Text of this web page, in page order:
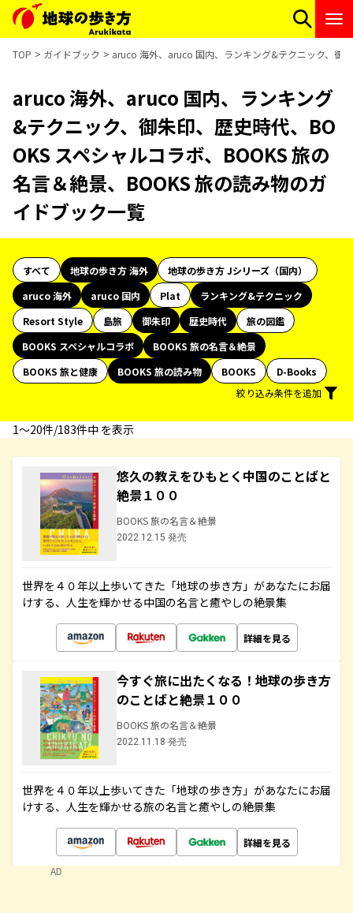
TOP ガイドブック aruco 海外、aruco 国内、ランキング&テクニック、御
aruco 海外、aruco 国内、ランキング
&テクニック、御朱印、歴史時代、BO
OKS スペシャルコラボ、BOOKS 旅の
名言＆絶景、BOOKS 旅の読み物のガ
イドブック一覧
すべて 地球の歩き方 海外
地球の歩き方 Jシリーズ（国内）
aruco 海外
aruco 国内 Plat
ランキング&テクニック
Resort Style
島旅 御朱印 歴史時代
旅の図鑑
BOOKS スペシャルコラボ
BOOKS 旅の名言＆絶景
BOOKS 旅と健康
BOOKS 旅の読み物 BOOKS
D-Books
絞り込み条件を追加
1〜20件/183件中 を表示
悠久の教えをひもとく中国のことばと
絶景１００
BOOKS 旅の名言＆絶景
2022.12.15 発売
世界を４０年以上歩いてきた「地球の歩き方」があなたにお届
けする、人生を輝かせる中国の名言と癒やしの絶景集
詳細を見る
今すぐ旅に出たくなる！地球の歩き方
のことばと絶景１００
BOOKS 旅の名言＆絶景
2022.11.18 発売
世界を４０年以上歩いてきた「地球の歩き方」があなたにお届
けする、人生を輝かせる旅の名言と癒やしの絶景集
詳細を見る
AD